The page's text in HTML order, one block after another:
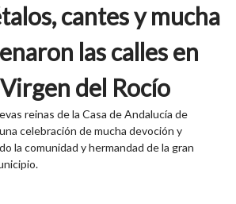
cantes y mucha
las calles en
del Rocío
reinas de la Casa de Andalucía de
celebración de mucha devoción y
la comunidad y hermandad de la gran